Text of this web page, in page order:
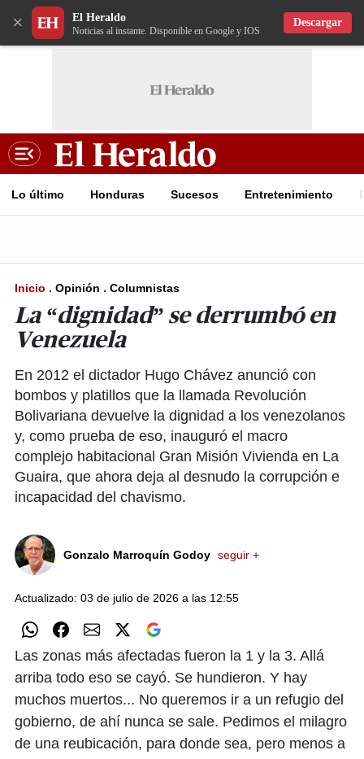
× El Heraldo
Noticias al instante. Disponible en Google y IOS
Descargar
Lo último Honduras Sucesos Entretenimiento
Inicio . Opinión . Columnistas
La “dignidad” se derrumbó en
Venezuela
En 2012 el dictador Hugo Chávez anunció con
bombos y platillos que la llamada Revolución
Bolivariana devuelve la dignidad a los venezolanos
y, como prueba de eso, inauguró el macro
complejo habitacional Gran Misión Vivienda en La
Guaira, que ahora deja al desnudo la corrupción e
incapacidad del chavismo.
Gonzalo Marroquín Godoy seguir +
Actualizado: 03 de julio de 2026 a las 12:55
Las zonas más afectadas fueron la 1 y la 3. Allá
arriba todo eso se cayó. Se hundieron. Y hay
muchos muertos... No queremos ir a un refugio del
gobierno, de ahí nunca se sale. Pedimos el milagro
de una reubicación, para donde sea, pero menos a